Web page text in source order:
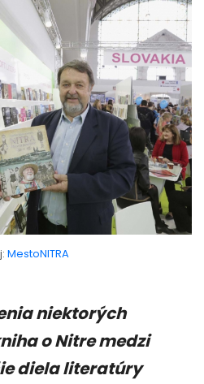
MestoNITRA
niektorých
o Nitre medzi
diela literatúry